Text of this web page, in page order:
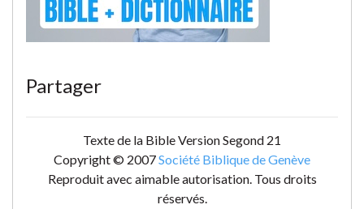
Partager
Texte de la Bible Version Segond 21
Copyright © 2007Société Biblique de Genève
Reproduit avec aimable autorisation. Tous droits
réservés.